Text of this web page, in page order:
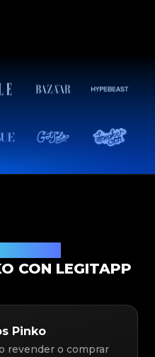
CON LEGITAPP
Pinko
revender o comprar